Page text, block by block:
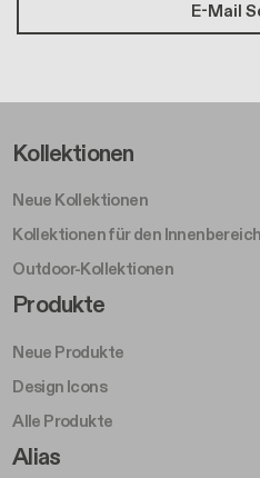
Footer Left Middle
Kollektionen
Neue Kollektionen
Kollektionen für den Innenbereich
Outdoor-Kollektionen
Footer Right
Produkte
Neue Produkte
Design Icons
Alle Produkte
Footer Right A
Alias